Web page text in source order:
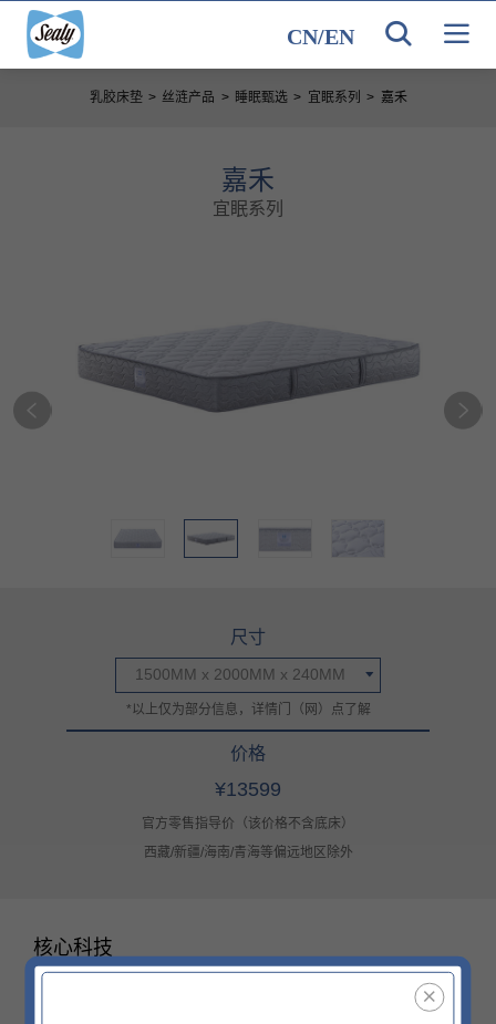
CN/EN
乳胶床垫 > 丝涟产品 > 睡眠甄选 > 宜眠系列 > 嘉禾
嘉禾
宜眠系列
尺寸
1500MM x 2000MM x 240MM
*以上仅为部分信息，详情门（网）点了解
价格
¥13599
官方零售指导价（该价格不含底床）
西藏/新疆/海南/青海等偏远地区除外
核心科技